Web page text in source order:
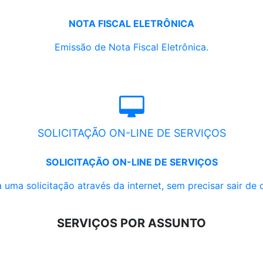
NOTA FISCAL ELETRÔNICA
Emissão de Nota Fiscal Eletrônica.
SOLICITAÇÃO ON-LINE DE SERVIÇOS
SOLICITAÇÃO ON-LINE DE SERVIÇOS
uma solicitação através da internet, sem precisar sair de
SERVIÇOS POR ASSUNTO